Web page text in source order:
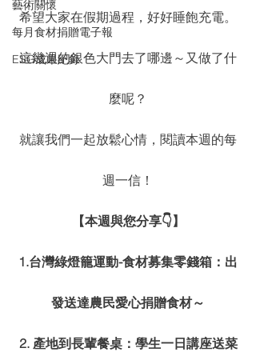
藝術關懷
每月食材捐贈電子報
ESG成果紀錄
希望大家在假期過程，好好睡飽充電。
這幾週的銀色大門去了哪邊～又做了什
麼呢？
就讓我們一起放鬆心情，閱讀本週的每
週一信！
【本週與您分享👇】
1.台灣綠燈籠運動-食材募集零錢箱：出
發送達農民愛心捐贈食材～
2. 產地到長輩餐桌：學生一日講座送菜